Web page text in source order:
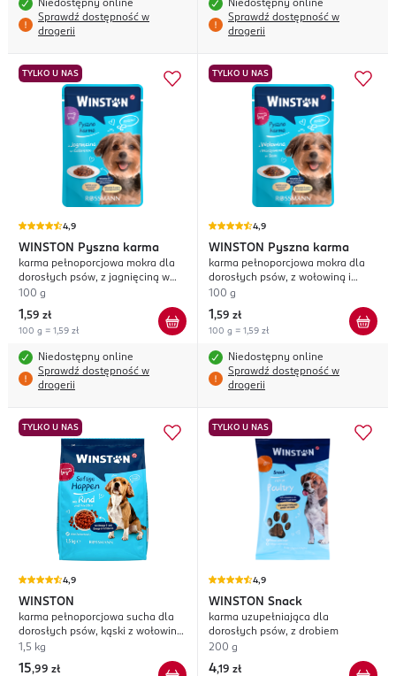
Niedostępny online
Sprawdź dostępność w
drogerii
Niedostępny online
Sprawdź dostępność w
drogerii
TYLKO U NAS
4,9
WINSTON Pyszna karma
karma pełnoporcjowa mokra dla
dorosłych psów, z jagnięciną w
galaretce
100 g
1 ,59 zł
100 g = 1,59 zł
Niedostępny online
Sprawdź dostępność w
drogerii
TYLKO U NAS
4,9
WINSTON Pyszna karma
karma pełnoporcjowa mokra dla
dorosłych psów, z wołowiną i
warzywami w sosie
100 g
1 ,59 zł
100 g = 1,59 zł
Niedostępny online
Sprawdź dostępność w
drogerii
TYLKO U NAS
4,9
WINSTON
karma pełnoporcjowa sucha dla
dorosłych psów, kąski z wołowiną
i marchewką
1,5 kg
15,99 zł
TYLKO U NAS
4,9
WINSTON Snack
karma uzupełniająca dla
dorosłych psów, z drobiem
200 g
4,19 zł